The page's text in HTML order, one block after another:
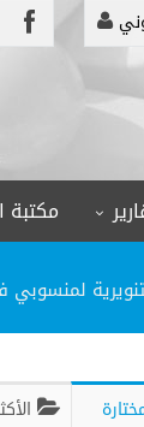
مكتبة
لمنسوبي